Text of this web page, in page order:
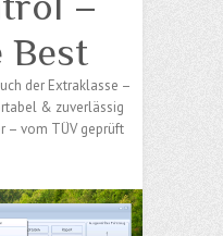
Best
der Extraklasse –
& zuverlässig
– vom TÜV geprüft